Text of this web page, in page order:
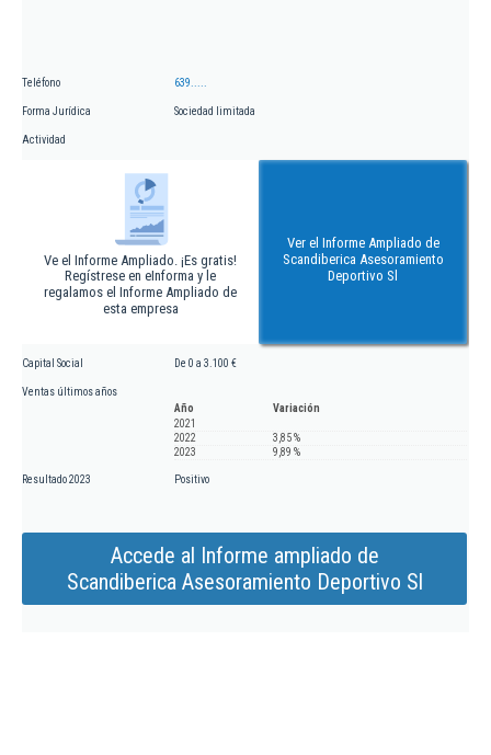
Teléfono 639.....
Forma Jurídica Sociedad limitada
Actividad
Ve el Informe Ampliado. ¡Es gratis!
Regístrese en eInforma y le
regalamos el Informe Ampliado de
esta empresa
Ver el Informe Ampliado de
Scandiberica Asesoramiento
Deportivo Sl
Capital Social De 0 a 3.100 €
Ventas últimos años
Año
Variación
2021
2022
3,85 %
2023
9,89 %
Resultado 2023 Positivo
Accede al Informe ampliado de
Scandiberica Asesoramiento Deportivo Sl